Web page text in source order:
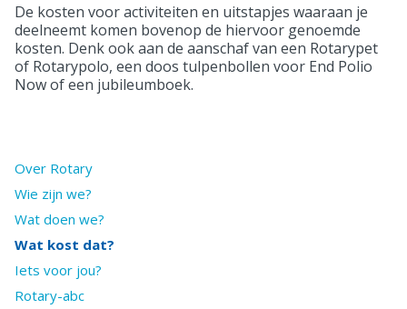
De kosten voor activiteiten en uitstapjes waaraan je
deelneemt komen bovenop de hiervoor genoemde
kosten. Denk ook aan de aanschaf van een Rotarypet
of Rotarypolo, een doos tulpenbollen voor End Polio
Now of een jubileumboek.
Over Rotary
Wie zijn we?
Wat doen we?
Wat kost dat?
Iets voor jou?
Rotary-abc